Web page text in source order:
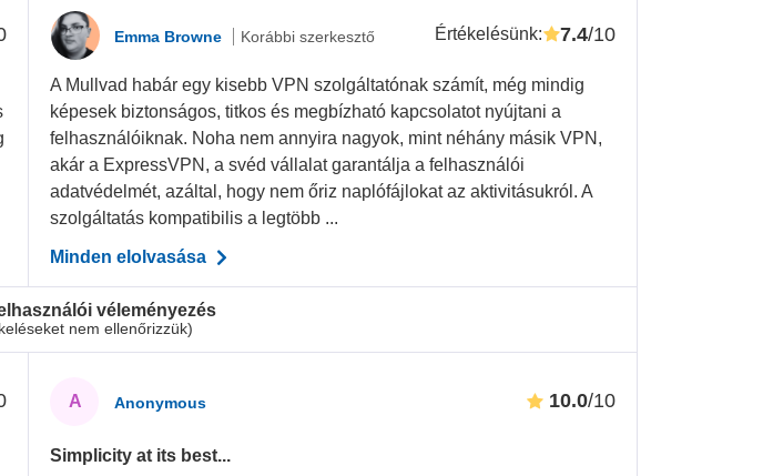
véleményezés
nem ellenőrizzük)
Emma Browne Korábbi szerkesztő Értékelésünk: 7.4/10
A Mullvad habár egy kisebb VPN szolgáltatónak számít, még mindig
képesek biztonságos, titkos és megbízható kapcsolatot nyújtani a
felhasználóiknak. Noha nem annyira nagyok, mint néhány másik VPN,
akár a ExpressVPN, a svéd vállalat garantálja a felhasználói
adatvédelmét, azáltal, hogy nem őriz naplófájlokat az aktivitásukról. A
szolgáltatás kompatibilis a legtöbb ...
Minden elolvasása
A Anonymous 10.0/10
Simplicity at its best...